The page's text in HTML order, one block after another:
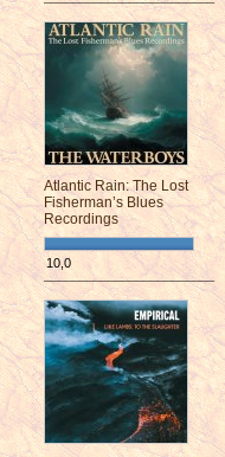
¯¯¯¯¯¯¯¯¯¯¯¯¯¯¯¯¯¯¯¯¯¯¯¯
Atlantic Rain: The Lost
Fisherman’s Blues
Recordings
10,0
¯¯¯¯¯¯¯¯¯¯¯¯¯¯¯¯¯¯¯¯¯¯¯¯